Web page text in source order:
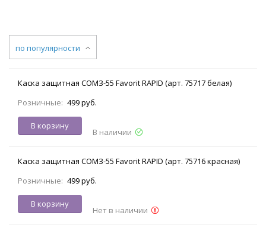
по популярности
Каска защитная СОМЗ-55 Favorit RAPID (арт. 75717 белая)
Розничные: 499 руб.
В корзину
В наличии
Каска защитная СОМЗ-55 Favorit RAPID (арт. 75716 красная)
Розничные: 499 руб.
В корзину
Нет в наличии